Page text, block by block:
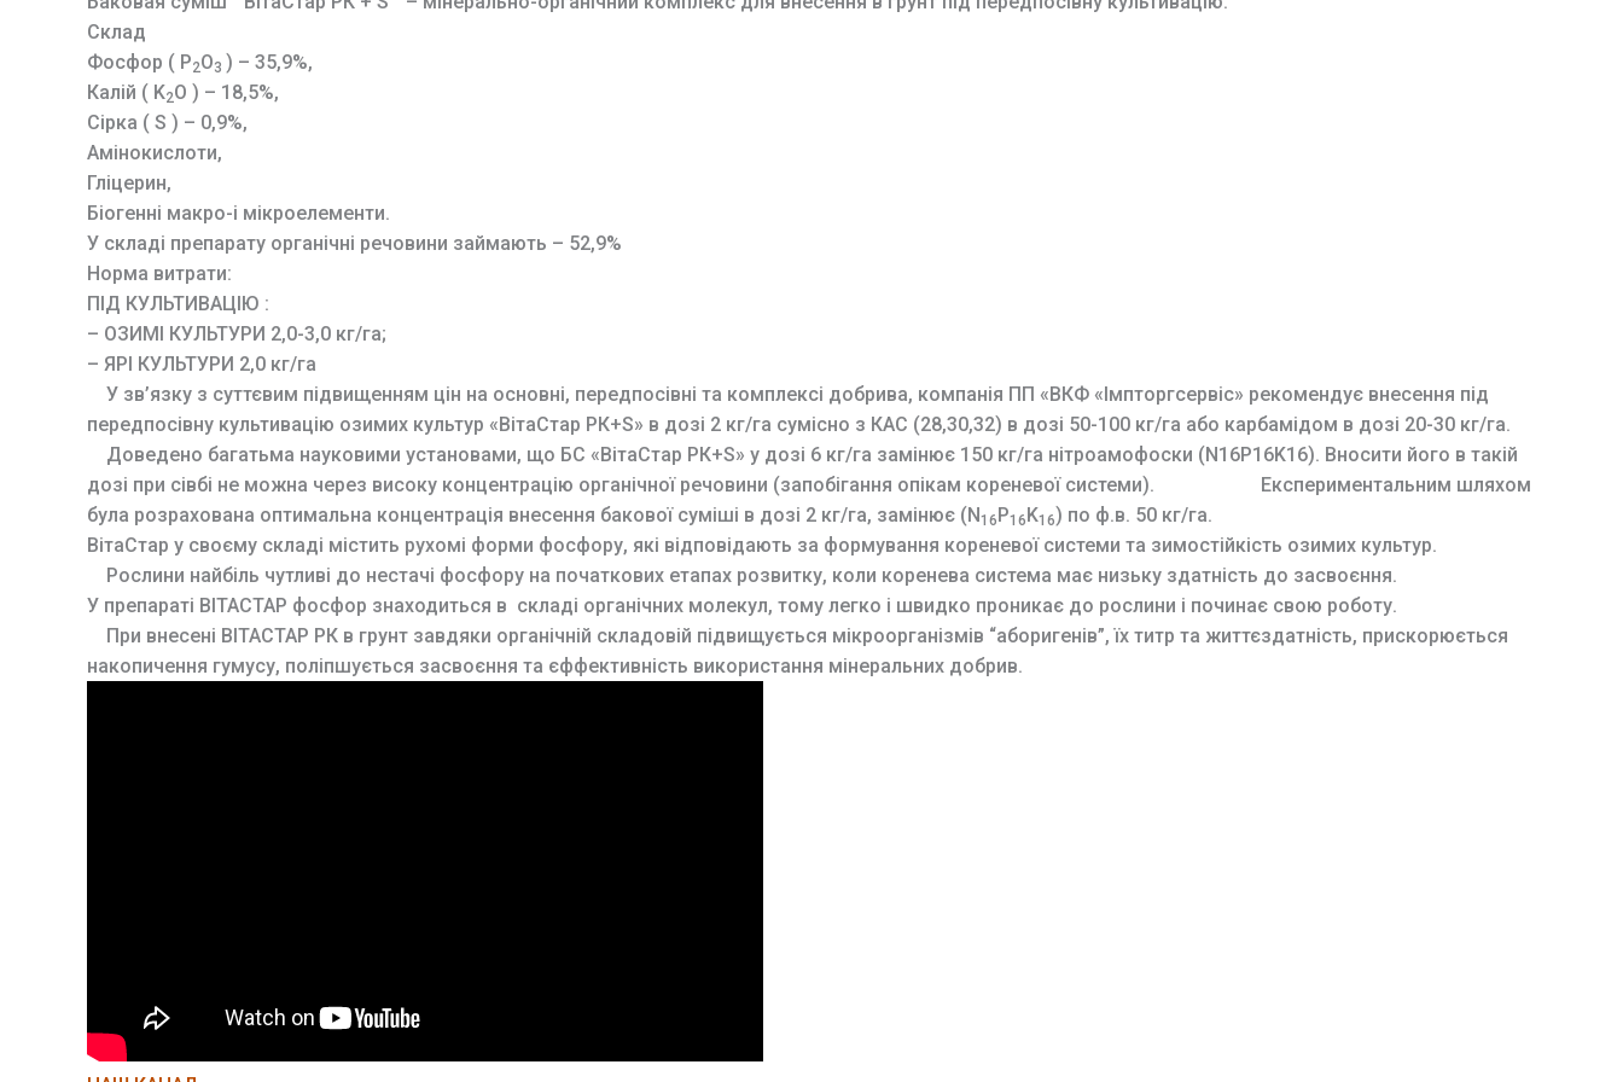
Склад
Фосфор ( P2O3 ) – 35,9%,
Калій ( K2O ) – 18,5%,
Сірка ( S ) – 0,9%,
Амінокислоти,
Гліцерин,
Біогенні макро-і мікроелементи.
У складі препарату органічні речовини займають – 52,9%
Норма витрати:
ПІД КУЛЬТИВАЦІЮ :
– ОЗИМІ КУЛЬТУРИ 2,0-3,0 кг/га;
– ЯРІ КУЛЬТУРИ 2,0 кг/га
У зв’язку з суттєвим підвищенням цін на основні, передпосівні та комплексі добрива, компанія ПП «ВКФ «Імпторгсервіс» рекомендує внесення під
передпосівну культивацію озимих культур «ВітаСтар РК+S» в дозі 2 кг/га сумісно з КАС (28,30,32) в дозі 50-100 кг/га або карбамідом в дозі 20-30 кг/га.
Доведено багатьма науковими установами, що БС «ВітаСтар РК+S» у дозі 6 кг/га замінює 150 кг/га нітроамофоски (N16P16K16). Вносити його в такій
дозі при сівбі не можна через високу концентрацію органічної речовини (запобігання опікам кореневої системи). Експериментальним шляхом
була розрахована оптимальна концентрація внесення бакової суміші в дозі 2 кг/га, замінює (N16P16K16) по ф.в. 50 кг/га.
ВітаСтар у своєму складі містить рухомі форми фосфору, які відповідають за формування кореневої системи та зимостійкість озимих культур.
Рослини найбіль чутливі до нестачі фосфору на початкових етапах розвитку, коли коренева система має низьку здатність до засвоєння.
У препараті ВІТАСТАР фосфор знаходиться в складі органічних молекул, тому легко і швидко проникає до рослини і починає свою роботу.
При внесені ВІТАСТАР РК в грунт завдяки органічній складовій підвищується мікроорганізмів “аборигенів”, їх титр та життєздатність, прискорюється
накопичення гумусу, поліпшується засвоєння та єффективність використання мінеральних добрив.